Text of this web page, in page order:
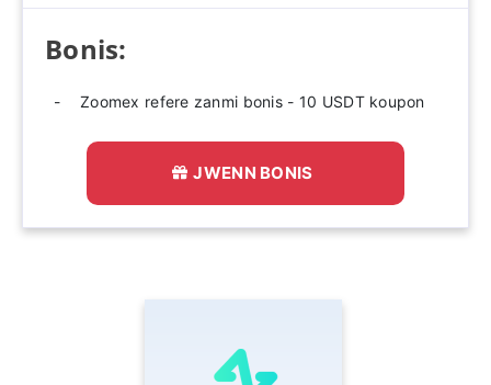
Bonis:
Zoomex refere zanmi bonis - 10 USDT koupon
JWENN BONIS